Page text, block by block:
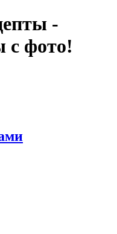
-
с фото!